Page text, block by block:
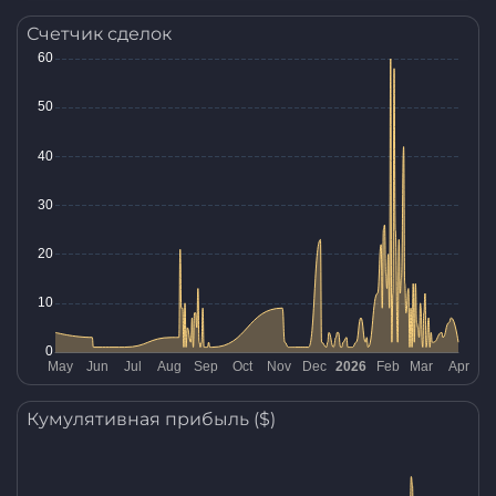
Счетчик сделок
Кумулятивная прибыль ($)